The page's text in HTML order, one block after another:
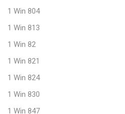
1 Win 804
1 Win 813
1 Win 82
1 Win 821
1 Win 824
1 Win 830
1 Win 847